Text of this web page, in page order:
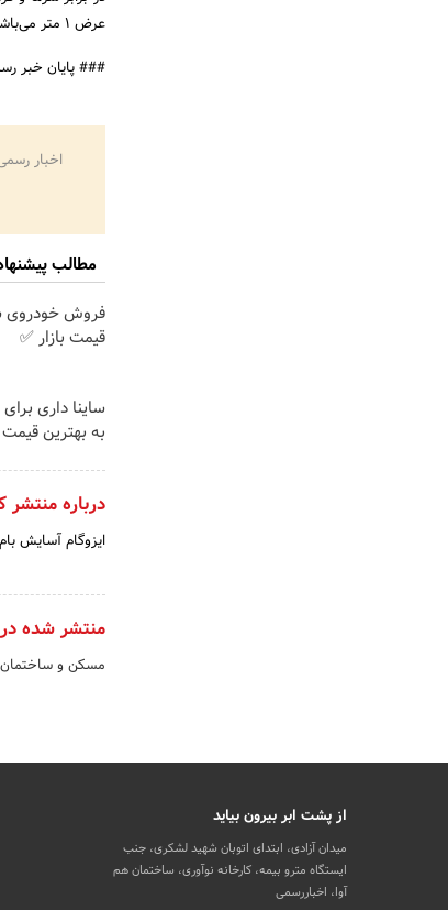
عرض ۱ متر می‌باشد.
### پایان خبر
اخبار
مطالب
فروش خودروی
قیمت بازار ✅
ساینا داری
به بهترین
درباره منتشر
ایزوگام آسایش
منتشر شده
مسکن و ساختمان
از پشت ابر بیرون بیاید
میدان آزادی، ابتدای اتوبان شهید لشکری، جنب
ایستگاه مترو بیمه، کارخانه نوآوری، ساختمان هم
آوا، اخباررسمی